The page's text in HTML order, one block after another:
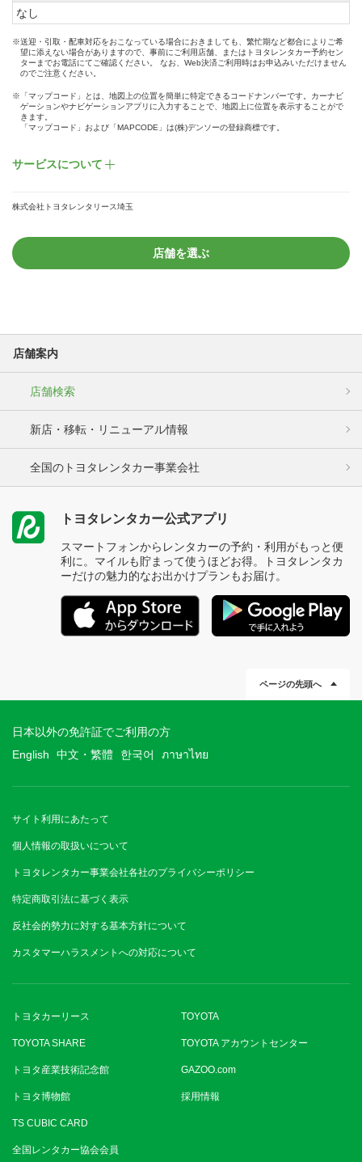
なし
※送迎・引取・配車対応をおこなっている場合におきましても、繁忙期など都合によりご希
望に添えない場合がありますので、事前にご利用店舗、またはトヨタレンタカー予約セン
ターまでお電話にてご確認ください。 なお、Web決済ご利用時はお申込みいただけません
のでご注意ください。
※「マップコード」とは、地図上の位置を簡単に特定できるコードナンバーです。カーナビ
ゲーションやナビゲーションアプリに入力することで、地図上に位置を表示することがで
きます。
「マップコード」および「MAPCODE」は(株)デンソーの登録商標です。
サービスについて
株式会社トヨタレンタリース埼玉
店舗を選ぶ
店舗案内
店舗検索
新店・移転・リニューアル情報
全国のトヨタレンタカー事業会社
トヨタレンタカー公式アプリ
スマートフォンからレンタカーの予約・利用がもっと便
利に。マイルも貯まって使うほどお得。トヨタレンタカ
ーだけの魅力的なお出かけプランもお届け。
ページの先頭へ
日本以外の免許証でご利用の方
English
中文・繁體 한국어 ภาษาไทย
サイト利用にあたって
個人情報の取扱いについて
トヨタレンタカー事業会社各社のプライバシーポリシー
特定商取引法に基づく表示
反社会的勢力に対する基本方針について
カスタマーハラスメントへの対応について
トヨタカーリース TOYOTA
TOYOTA SHARE TOYOTA アカウントセンター
トヨタ産業技術記念館 GAZOO.com
トヨタ博物館 採用情報
TS CUBIC CARD
全国レンタカー協会会員